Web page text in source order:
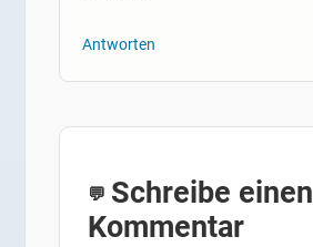
Antworten
Schreibe einen
Kommentar